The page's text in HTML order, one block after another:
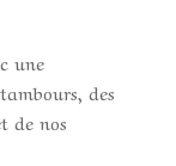
une
des
de nos